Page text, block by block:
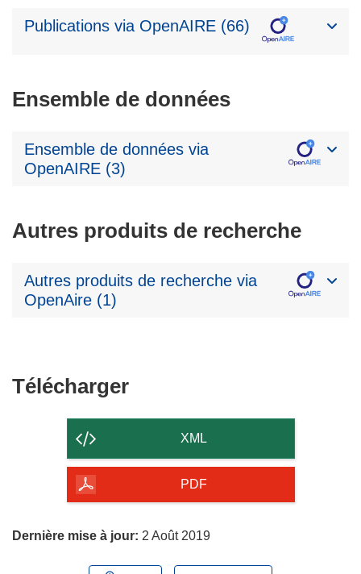
Publications via OpenAIRE (66)
Ensemble de données
Ensemble de données via
OpenAIRE (3)
Autres produits de recherche
Autres produits de recherche via
OpenAire (1)
TéléchargerTélécharger
contenu
de
page
XML
PDF
Dernière mise à jour: 2 Août 2019